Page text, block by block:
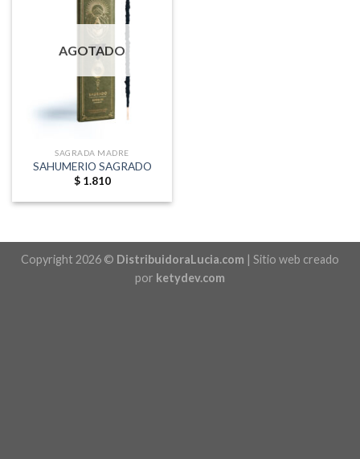
AGOTADO
SAGRADA MADRE
SAHUMERIO SAGRADO
$1.810
Copyright 2026 © DistribuidoraLucia.com | Sitio web creado
por ketydev.com